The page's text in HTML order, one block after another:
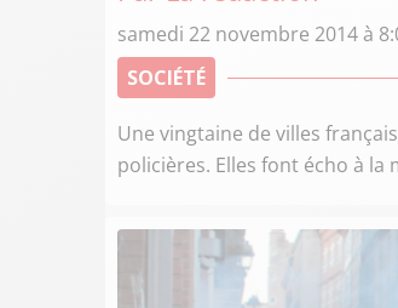
samedi 22 novembre 2014 à
SOCIÉTÉ
Une vingtaine de villes
policières. Elles font écho à la